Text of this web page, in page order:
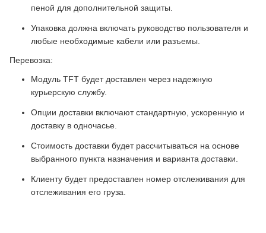
пеной для дополнительной защиты.
Упаковка должна включать руководство пользователя и
любые необходимые кабели или разъемы.
Перевозка:
Модуль TFT будет доставлен через надежную
курьерскую службу.
Опции доставки включают стандартную, ускоренную и
доставку в одночасье.
Стоимость доставки будет рассчитываться на основе
выбранного пункта назначения и варианта доставки.
Клиенту будет предоставлен номер отслеживания для
отслеживания его груза.